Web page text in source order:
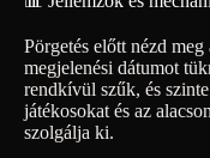
Pörgetés előtt nézd
megjelenési dátumot
rendkívül szűk, és
játékosokat és az
szolgálja ki.